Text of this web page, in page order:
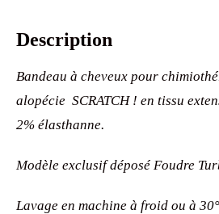
Description
Bandeau à cheveux pour
alopécie SCRATCH ! en tissu
2% élasthanne.
Modèle exclusif déposé Foudre
Lavage en machine à froid ou à 30°